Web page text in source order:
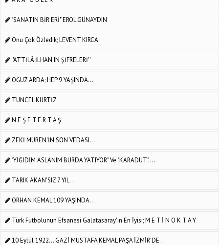
"SANATIN BİR ERİ" EROL GÜNAYDIN
Onu Çok Özledik; LEVENT KIRCA
''ATTİLÂ İLHAN'IN ŞİFRELERİ''
OĞUZ ARDA; HEP 9 YAŞINDA...
TUNCEL KURTİZ
N E Ş E T E R T A Ş
ZEKİ MÜREN'İN SON VEDASI...
"YİĞİDİM ASLANIM BURDA YATIYOR" Ve "KARADUT"....
TARIK AKAN'SIZ 7 YIL...
ORHAN KEMAL 109 YAŞINDA...
Türk Futbolunun Efsanesi Galatasaray'in En İyisi; M E T İ N O K T A Y
10 Eylül 1922... GAZİ MUSTAFA KEMAL PAŞA İZMİR'DE...